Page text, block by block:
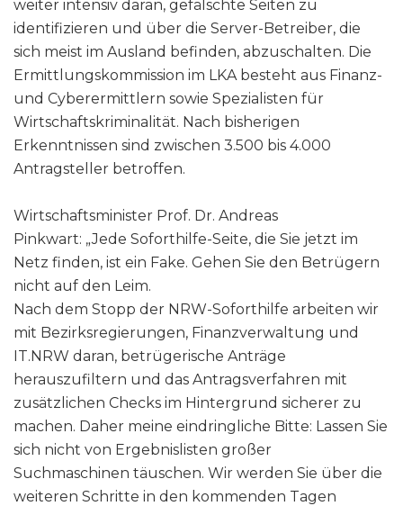
weiter intensiv daran, gefälschte Seiten zu
identifizieren und über die Server-Betreiber, die
sich meist im Ausland befinden, abzuschalten. Die
Ermittlungskommission im LKA besteht aus Finanz-
und Cyberermittlern sowie Spezialisten für
Wirtschaftskriminalität. Nach bisherigen
Erkenntnissen sind zwischen 3.500 bis 4.000
Antragsteller betroffen.
Wirtschaftsminister Prof. Dr. Andreas
Pinkwart: „Jede Soforthilfe-Seite, die Sie jetzt im
Netz finden, ist ein Fake. Gehen Sie den Betrügern
nicht auf den Leim.
Nach dem Stopp der NRW-Soforthilfe arbeiten wir
mit Bezirksregierungen, Finanzverwaltung und
IT.NRW daran, betrügerische Anträge
herauszufiltern und das Antragsverfahren mit
zusätzlichen Checks im Hintergrund sicherer zu
machen. Daher meine eindringliche Bitte: Lassen Sie
sich nicht von Ergebnislisten großer
Suchmaschinen täuschen. Wir werden Sie über die
weiteren Schritte in den kommenden Tagen